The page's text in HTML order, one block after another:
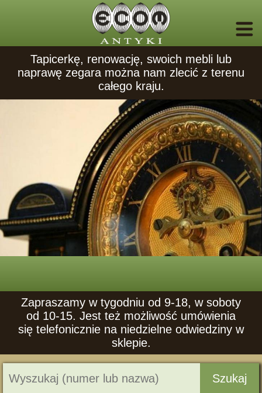
Tapicerkę, renowację, swoich mebli lub
naprawę zegara można nam zlecić z terenu
całego kraju.
Zapraszamy w tygodniu od 9-18, w soboty
od 10-15. Jest też możliwość umówienia
się telefonicznie na niedzielne odwiedziny w
sklepie.
Szukaj